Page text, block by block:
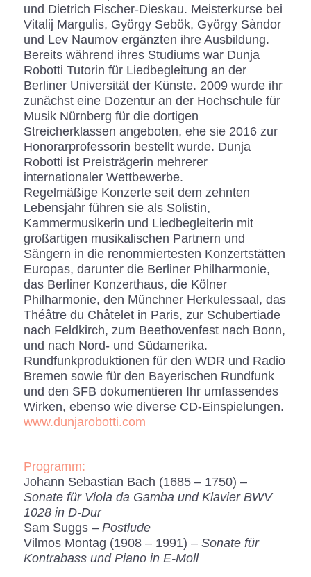
und Dietrich Fischer-Dieskau. Meisterkurse bei
Vitalij Margulis, György Sebök, György Sàndor
und Lev Naumov ergänzten ihre Ausbildung.
Bereits während ihres Studiums war Dunja
Robotti Tutorin für Liedbegleitung an der
Berliner Universität der Künste. 2009 wurde ihr
zunächst eine Dozentur an der Hochschule für
Musik Nürnberg für die dortigen
Streicherklassen angeboten, ehe sie 2016 zur
Honorarprofessorin bestellt wurde. Dunja
Robotti ist Preisträgerin mehrerer
internationaler Wettbewerbe.
Regelmäßige Konzerte seit dem zehnten
Lebensjahr führen sie als Solistin,
Kammermusikerin und Liedbegleiterin mit
großartigen musikalischen Partnern und
Sängern in die renommiertesten Konzertstätten
Europas, darunter die Berliner Philharmonie,
das Berliner Konzerthaus, die Kölner
Philharmonie, den Münchner Herkulessaal, das
Théâtre du Châtelet in Paris, zur Schubertiade
nach Feldkirch, zum Beethovenfest nach Bonn,
und nach Nord- und Südamerika.
Rundfunkproduktionen für den WDR und Radio
Bremen sowie für den Bayerischen Rundfunk
und den SFB dokumentieren Ihr umfassendes
Wirken, ebenso wie diverse CD-Einspielungen.
www.dunjarobotti.com
Programm:
Johann Sebastian Bach (1685 – 1750) –
Sonate für Viola da Gamba und Klavier BWV
1028 in D-Dur
Sam Suggs – Postlude
Vilmos Montag (1908 – 1991) – Sonate für
Kontrabass und Piano in E-Moll